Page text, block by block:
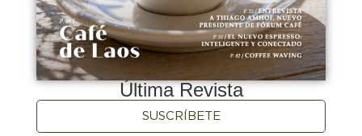
Última Revista
SUSCRÍBETE